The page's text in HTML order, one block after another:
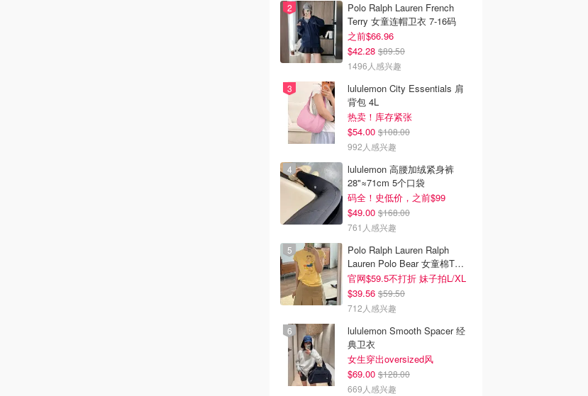
Polo Ralph Lauren French
Terry 女童连帽卫衣 7-16码
之前$66.96
$42.28 $89.50
1496人感兴趣
lululemon City Essentials 肩
背包 4L
热卖！库存紧张
$54.00 $108.00
992人感兴趣
lululemon 高腰加绒紧身裤
28"≈71cm 5个口袋
码全！史低价，之前$99
$49.00 $168.00
761人感兴趣
Polo Ralph Lauren Ralph
Lauren Polo Bear 女童棉T恤
染色 1件
官网$59.5不打折 妹子拍L/XL
$39.56 $59.50
712人感兴趣
lululemon Smooth Spacer 经
典卫衣
女生穿出oversized风
$69.00 $128.00
669人感兴趣